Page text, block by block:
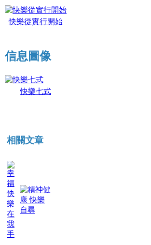
快樂從實行開始
信息圖像
快樂七式
相關文章